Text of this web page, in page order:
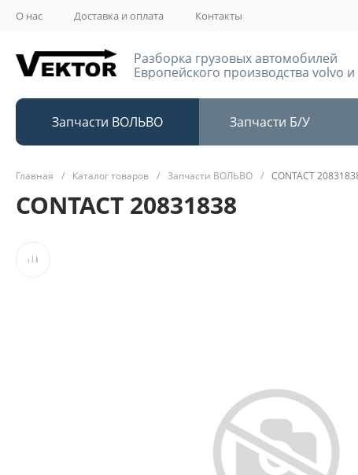
О нас Доставка и оплата Контакты
Разборка грузовых автомобилей
Европейского производства volvo
Запчасти ВОЛЬВО Запчасти Б/У
Главная / Каталог товаров / Запчасти ВОЛЬВО / CONTACT
CONTACT 20831838